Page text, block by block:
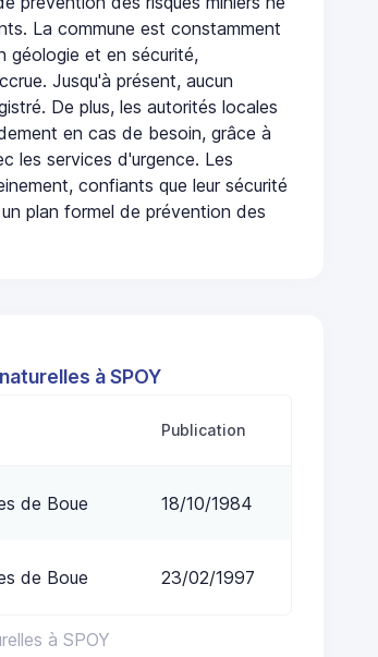
La commune est constamment
géologie et en sécurité,
Jusqu'à présent, aucun
De plus, les autorités locales
en cas de besoin, grâce à
les services d'urgence. Les
confiants que leur sécurité
plan formel de prévention des
à SPOY
à SPOY
Publication
de Boue 18/10/1984
de Boue 23/02/1997